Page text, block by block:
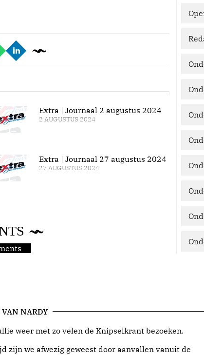
Extra | Journaal 2 augustus 2024
2 AUGUSTUS 2024
Extra | Journaal 27 augustus 2024
27 AUGUSTUS 2024
NARDY
weer met zo velen de Knipselkrant bezoeken.
zijn we afwezig geweest door aanvallen vanuit de